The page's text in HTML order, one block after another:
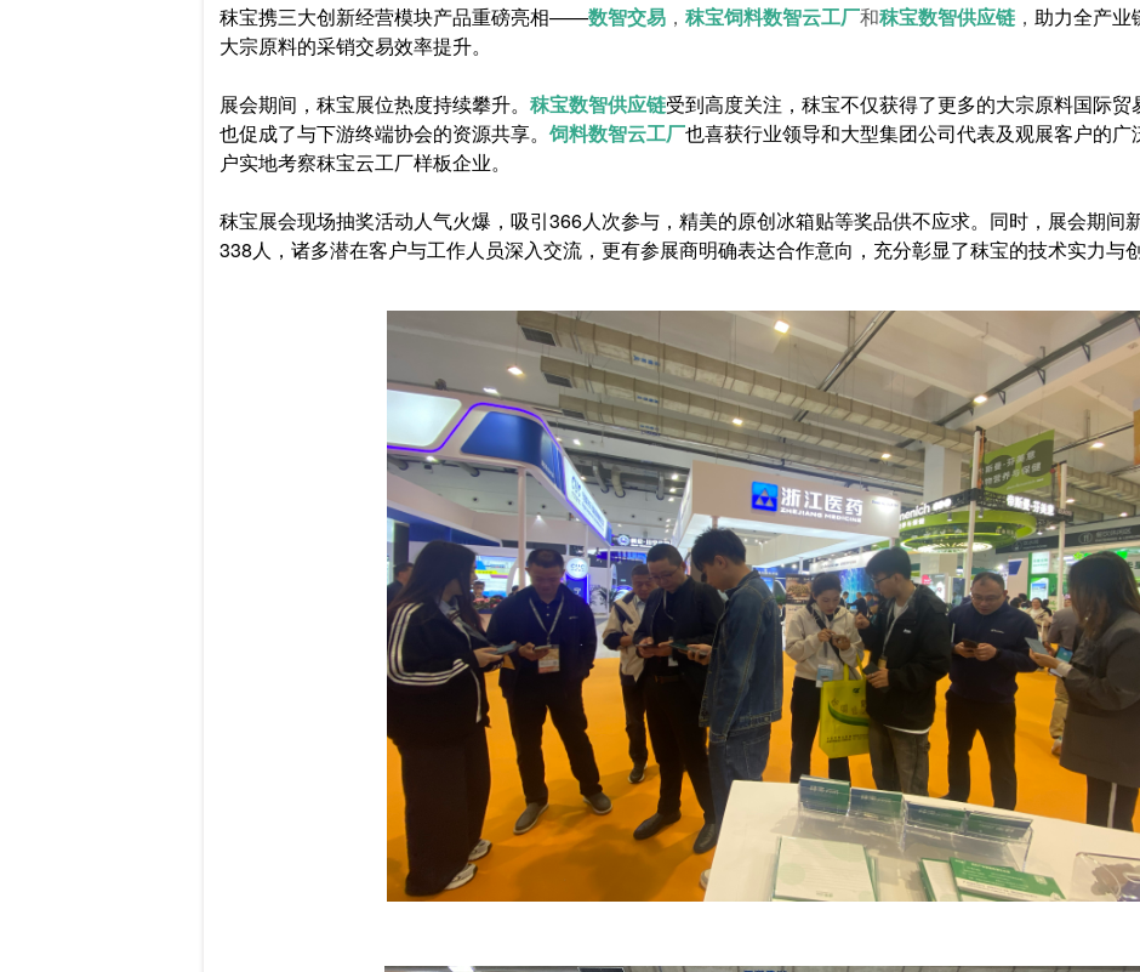
秣宝携三大创新经营模块产品重磅亮相——数智交易 ， 秣宝饲料数智云工厂和秣宝数智供应链 ， 助力全产业
大宗原料的采销交易效率提升。
展会期间，秣宝展位热度持续攀升。 秣宝数智供应链受到高度关注，秣宝不仅获得了更多的大宗原料国际贸
也促成了与下游终端协会的资源共享。 饲料数智云工厂也喜获行业领导和大型集团公司代表及观展客户的广
户实地考察秣宝云工厂样板企业。
秣宝展会现场抽奖活动人气火爆，吸引366人次参与，精美的原创冰箱贴等奖品供不应求。同时，展会期间
338人，诸多潜在客户与工作人员深入交流，更有参展商明确表达合作意向，充分彰显了秣宝的技术实力与